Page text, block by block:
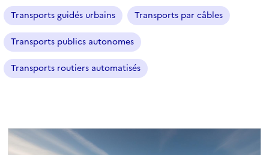
s
é
l
e
c
n
Transports guidés urbains Transports par câbles
Transports publics autonomes
Transports routiers automatisés